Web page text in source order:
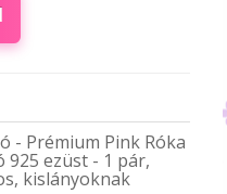
- Prémium Pink Róka
ezüst - 1 pár,
kislányoknak